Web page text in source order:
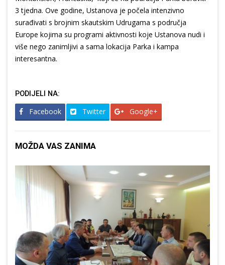
3 tjedna. Ove godine, Ustanova je počela intenzivno
surađivati s brojnim skautskim Udrugama s područja
Europe kojima su programi aktivnosti koje Ustanova nudi i
više nego zanimljivi a sama lokacija Parka i kampa
interesantna.
PODIJELI NA:
Facebook Twitter Google+
MOŽDA VAS ZANIMA